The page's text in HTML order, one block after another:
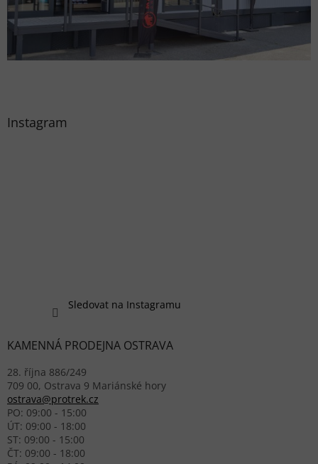
Instagram
Sledovat na Instagramu
KAMENNÁ PRODEJNA OSTRAVA
28. října 886/249
709 00, Ostrava 9 Mariánské hory
ostrava@protrek.cz
PO: 09:00 - 15:00
ÚT: 09:00 - 18:00
ST: 09:00 - 15:00
ČT: 09:00 - 18:00